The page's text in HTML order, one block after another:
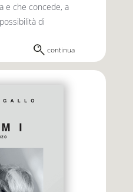
e che concede, a
di
continua